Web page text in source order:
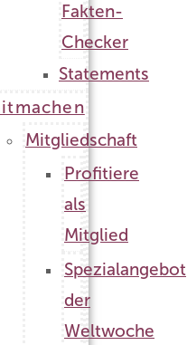
Fakten-
Checker
Statements
Mitgliedschaft
Profitiere
als
Mitglied
Spezialangebot
der
Weltwoche